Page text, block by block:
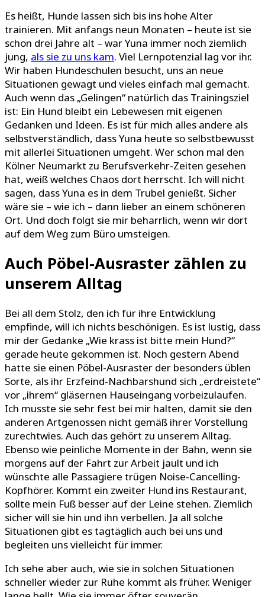
Es heißt, Hunde lassen sich bis ins hohe Alter
trainieren. Mit anfangs neun Monaten – heute ist sie
schon drei Jahre alt – war Yuna immer noch ziemlich
jung, als sie zu uns kam. Viel Lernpotenzial lag vor ihr.
Wir haben Hundeschulen besucht, uns an neue
Situationen gewagt und vieles einfach mal gemacht.
Auch wenn das „Gelingen“ natürlich das Trainingsziel
ist: Ein Hund bleibt ein Lebewesen mit eigenen
Gedanken und Ideen. Es ist für mich alles andere als
selbstverständlich, dass Yuna heute so selbstbewusst
mit allerlei Situationen umgeht. Wer schon mal den
Kölner Neumarkt zu Berufsverkehr-Zeiten gesehen
hat, weiß welches Chaos dort herrscht. Ich will nicht
sagen, dass Yuna es in dem Trubel genießt. Sicher
wäre sie – wie ich – dann lieber an einem schöneren
Ort. Und doch folgt sie mir beharrlich, wenn wir dort
auf dem Weg zum Büro umsteigen.
Auch Pöbel-Ausraster zählen zu
unserem Alltag
Bei all dem Stolz, den ich für ihre Entwicklung
empfinde, will ich nichts beschönigen. Es ist lustig, dass
mir der Gedanke „Wie krass ist bitte mein Hund?“
gerade heute gekommen ist. Noch gestern Abend
hatte sie einen Pöbel-Ausraster der besonders üblen
Sorte, als ihr Erzfeind-Nachbarshund sich „erdreistete“
vor „ihrem“ gläsernen Hauseingang vorbeizulaufen.
Ich musste sie sehr fest bei mir halten, damit sie den
anderen Artgenossen nicht gemäß ihrer Vorstellung
zurechtwies. Auch das gehört zu unserem Alltag.
Ebenso wie peinliche Momente in der Bahn, wenn sie
morgens auf der Fahrt zur Arbeit jault und ich
wünschte alle Passagiere trügen Noise-Cancelling-
Kopfhörer. Kommt ein zweiter Hund ins Restaurant,
sollte mein Fuß besser auf der Leine stehen. Ziemlich
sicher will sie hin und ihn verbellen. Ja all solche
Situationen gibt es tagtäglich auch bei uns und
begleiten uns vielleicht für immer.
Ich sehe aber auch, wie sie in solchen Situationen
schneller wieder zur Ruhe kommt als früher. Weniger